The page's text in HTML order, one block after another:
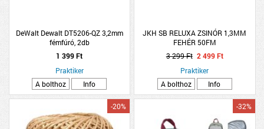
DeWalt Dewalt DT5206-QZ 3,2mm
fémfúró, 2db
1 399 Ft
Praktiker
A bolthoz
Info
JKH SB RELUXA ZSINÓR 1,3MM
FEHÉR 50FM
3 299 Ft 2 499 Ft
Praktiker
A bolthoz
Info
-20% -32%